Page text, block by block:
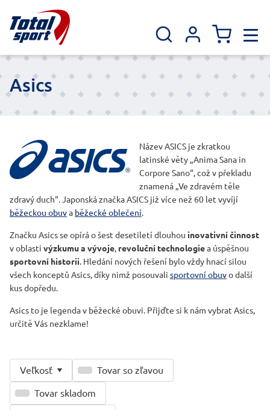
Asics
Název ASICS je zkratkou
latinské věty „Anima Sana in
Corpore Sano“, což v překladu
znamená „Ve zdravém těle
zdravý duch“. Japonská značka ASICS již více než 60 let vyvíjí
běžeckou obuva běžecké oblečení.
Značku Asics se opírá o šest desetiletí dlouhou inovativní činnost
v oblasti výzkumu a vývoje, revoluční technologiea úspěšnou
sportovní historii. Hledání nových řešení bylo vždy hnací silou
všech konceptů Asics, díky nimž posouvali sportovní obuvo další
kus dopředu.
Asics to je legenda v běžecké obuvi. Přijďte si k nám vybrat Asics,
určitě Vás nezklame!
Veľkosť Tovar so zľavou
Tovar skladom